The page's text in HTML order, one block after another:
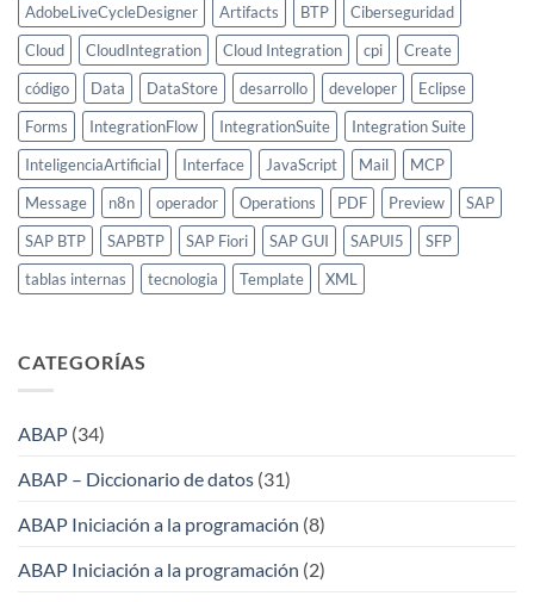
AdobeLiveCycleDesigner
Artifacts BTP
Ciberseguridad
Cloud
CloudIntegration Cloud Integration cpi
Create
código
Data DataStore desarrollo developer
Eclipse
Forms
IntegrationFlow IntegrationSuite
Integration Suite
InteligenciaArtificial
Interface JavaScript Mail
MCP
Message
n8n operador Operations PDF Preview
SAP
SAP BTP
SAPBTP SAP Fiori SAP GUI SAPUI5
SFP
tablas internas
tecnologia Template XML
CATEGORÍAS
ABAP (34)
ABAP – Diccionario de datos (31)
ABAP Iniciación a la programación (8)
ABAP Iniciación a la programación (2)